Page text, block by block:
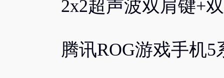
2x2超声波双肩键+
腾讯ROG游戏手机5